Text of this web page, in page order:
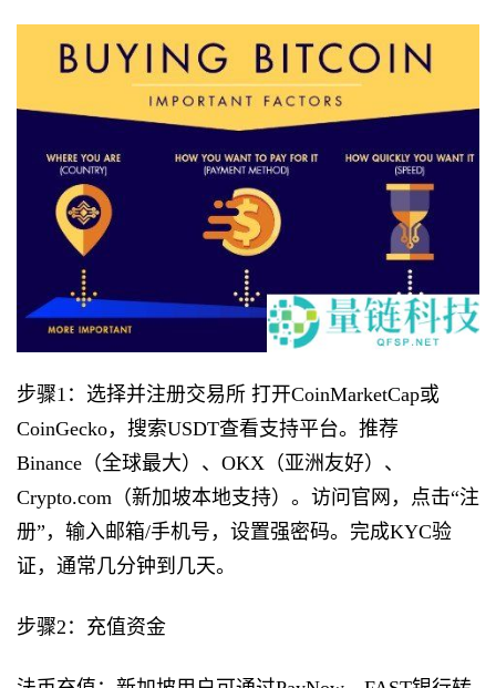
步骤1：选择并注册交易所 打开CoinMarketCap或
CoinGecko，搜索USDT查看支持平台。推荐
Binance（全球最大）、OKX（亚洲友好）、
Crypto.com（新加坡本地支持）。访问官网，点击“注
册”，输入邮箱/手机号，设置强密码。完成KYC验
证，通常几分钟到几天。
步骤2：充值资金